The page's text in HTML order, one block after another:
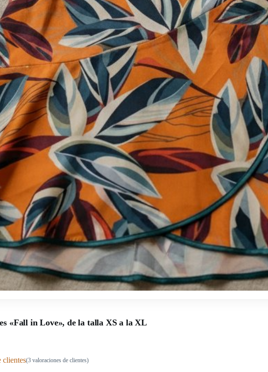
«Fall in Love», de la talla XS a la XL
clientes(3 valoraciones de clientes)